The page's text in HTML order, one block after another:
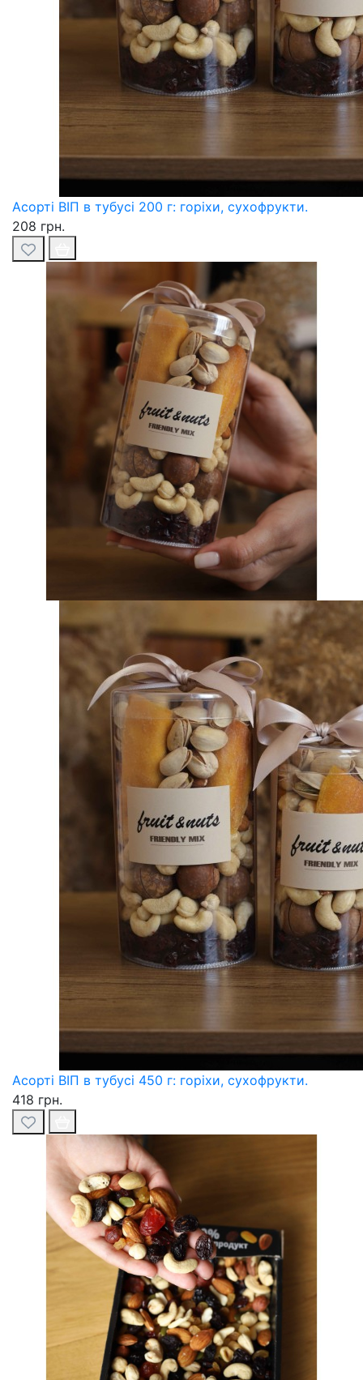
Асорті ВІП в тубусі 200 г: горіхи, сухофрукти.
208 грн.
Асорті ВІП в тубусі 450 г: горіхи, сухофрукти.
418 грн.